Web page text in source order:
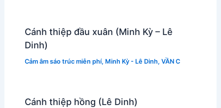
Cánh thiệp đầu xuân (Minh Kỳ – Lê
Dinh)
Cảm âm sáo trúc miễn phí, Minh Kỳ - Lê Dinh, VẦN C
Cánh thiệp hồng (Lê Dinh)